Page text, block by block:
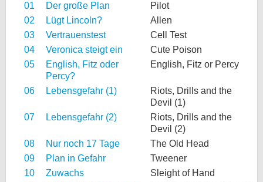
01 Der große Plan
Pilot
02
Lügt Lincoln?
Allen
03
Vertrauenstest
Cell Test
04
Veronica steigt ein
Cute Poison
05
English, Fitz oder
Percy?
English, Fitz or Percy
06 Lebensgefahr (1)
Riots, Drills and the
Devil (1)
07
Lebensgefahr (2)
Riots, Drills and the
Devil (2)
08
Nur noch 17 Tage
The Old Head
09
Plan in Gefahr
Tweener
10
Zuwachs
Sleight of Hand
Kontakt
Nutzungsbedingungen
Datenschutz
Cookie-Einstellungen
Desktop-Ansicht
myFanbase